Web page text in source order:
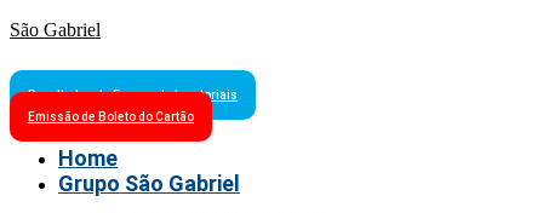
São Gabriel
Resultados de Exames Laboratoriais
Emissão de Boleto do Cartão
Home
Grupo São Gabriel